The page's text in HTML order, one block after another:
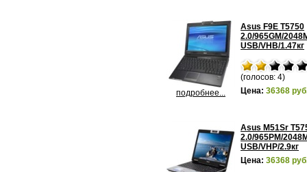
подробнее...
Asus F9E T5750
2.0/965GM/
USB/VHB/1.47кг
(голосов: 4)
Цена: 36368
Asus M51Sr
2.0/965PM/
USB/VHP/2.9кг
Цена: 36368